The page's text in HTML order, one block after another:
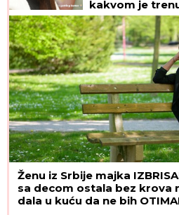
kakvom je
dana prodaje i
Ženu iz Srbije majka
sa decom ostala bez krova
dala u kuću da ne bih